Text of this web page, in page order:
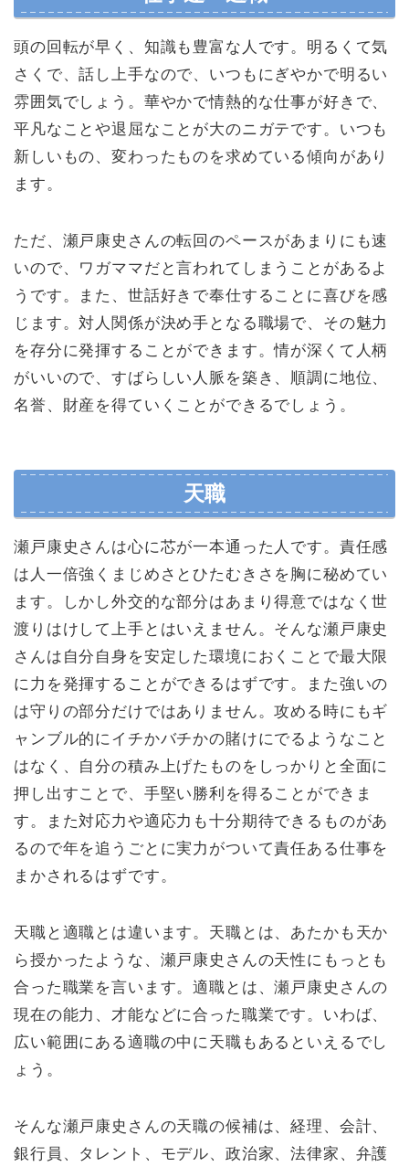
頭の回転が早く、知識も豊富な人です。明るくて気
さくで、話し上手なので、いつもにぎやかで明るい
雰囲気でしょう。華やかで情熱的な仕事が好きで、
平凡なことや退屈なことが大のニガテです。いつも
新しいもの、変わったものを求めている傾向があり
ます。
ただ、瀬戸康史さんの転回のペースがあまりにも速
いので、ワガママだと言われてしまうことがあるよ
うです。また、世話好きで奉仕することに喜びを感
じます。対人関係が決め手となる職場で、その魅力
を存分に発揮することができます。情が深くて人柄
がいいので、すばらしい人脈を築き、順調に地位、
名誉、財産を得ていくことができるでしょう。
天職
瀬戸康史さんは心に芯が一本通った人です。責任感
は人一倍強くまじめさとひたむきさを胸に秘めてい
ます。しかし外交的な部分はあまり得意ではなく世
渡りはけして上手とはいえません。そんな瀬戸康史
さんは自分自身を安定した環境におくことで最大限
に力を発揮することができるはずです。また強いの
は守りの部分だけではありません。攻める時にもギ
ャンブル的にイチかバチかの賭けにでるようなこと
はなく、自分の積み上げたものをしっかりと全面に
押し出すことで、手堅い勝利を得ることができま
す。また対応力や適応力も十分期待できるものがあ
るので年を追うごとに実力がついて責任ある仕事を
まかされるはずです。
天職と適職とは違います。天職とは、あたかも天か
ら授かったような、瀬戸康史さんの天性にもっとも
合った職業を言います。適職とは、瀬戸康史さんの
現在の能力、才能などに合った職業です。いわば、
広い範囲にある適職の中に天職もあるといえるでし
ょう。
そんな瀬戸康史さんの天職の候補は、経理、会計、
銀行員、タレント、モデル、政治家、法律家、弁護